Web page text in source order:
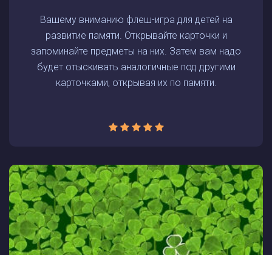
Вашему вниманию флеш-игра для детей на
развитие памяти. Открывайте карточки и
запоминайте предметы на них. Затем вам надо
будет отыскивать аналогичные под другими
карточками, открывая их по памяти.